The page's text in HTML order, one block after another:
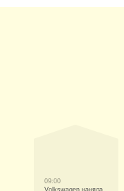
09:00
Volkswagen наняла